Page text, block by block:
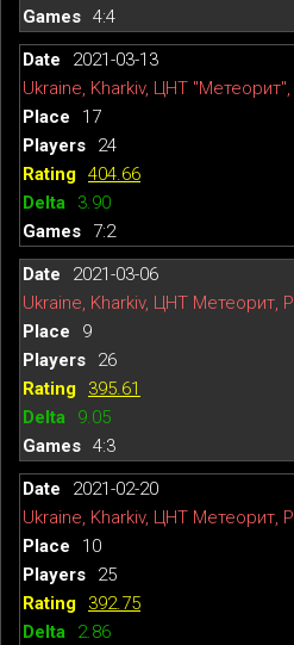
4:4
2021-03-13
Ukraine, Kharkiv, ЦНТ "Метеорит",
17
24
404.66
3.90
7:2
2021-03-06
Ukraine, Kharkiv, ЦНТ Метеорит,
9
26
395.61
9.05
4:3
2021-02-20
Ukraine, Kharkiv, ЦНТ Метеорит,
10
25
392.75
2.86